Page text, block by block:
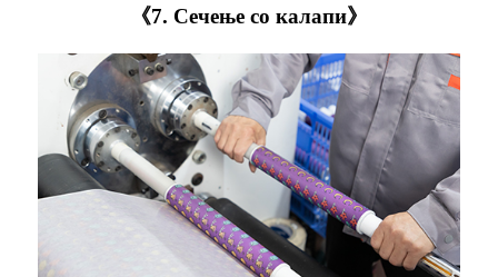
《7. Сечење со калапи》